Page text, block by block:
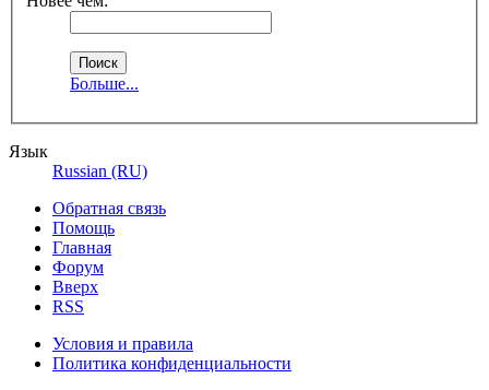
Больше...
Язык
Russian (RU)
Обратная связь
Помощь
Главная
Форум
Вверх
RSS
Условия и правила
Политика конфиденциальности